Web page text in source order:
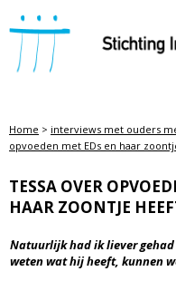
STICHTING
Home > interviews met ouders
opvoeden met EDs en haar
TESSA OVER
HAAR ZOONTJE
´Natuurlijk had ik liever
weten wat hij heeft, kunnen